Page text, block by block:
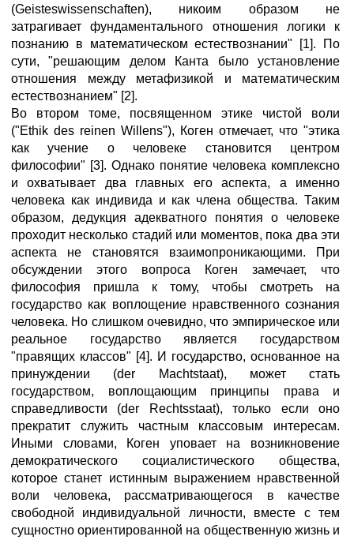
(Geisteswissenschaften), никоим образом не
затрагивает фундаментального отношения логики к
познанию в математическом естествознании" [1]. По
сути, "решающим делом Канта было установление
отношения между метафизикой и математическим
естествознанием" [2].
Во втором томе, посвященном этике чистой воли
("Ethik des reinen Willens"), Коген отмечает, что "этика
как учение о человеке становится центром
философии" [3]. Однако понятие человека комплексно
и охватывает два главных его аспекта, а именно
человека как индивида и как члена общества. Таким
образом, дедукция адекватного понятия о человеке
проходит несколько стадий или моментов, пока два эти
аспекта не становятся взаимопроникающими. При
обсуждении этого вопроса Коген замечает, что
философия пришла к тому, чтобы смотреть на
государство как воплощение нравственного сознания
человека. Но слишком очевидно, что эмпирическое или
реальное государство является государством
"правящих классов" [4]. И государство, основанное на
принуждении (der Machtstaat), может стать
государством, воплощающим принципы права и
справедливости (der Rechtsstaat), только если оно
прекратит служить частным классовым интересам.
Иными словами, Коген уповает на возникновение
демократического социалистического общества,
которое станет истинным выражением нравственной
воли человека, рассматривающегося в качестве
свободной индивидуальной личности, вместе с тем
сущностно ориентированной на общественную жизнь и